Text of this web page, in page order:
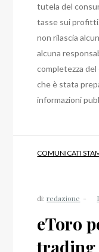
tutela del
tasse sui
non rilascia
alcuna
completezza
che è stata
informazioni
COMUNICATI
di:redazione
eToro
trading